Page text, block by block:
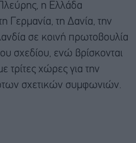
η Ελλάδα
Γερμανία, τη Δανία, την
σε κοινή πρωτοβουλία
σχεδίου, ενώ βρίσκονται
τρίτες χώρες για την
σχετικών συμφωνιών.